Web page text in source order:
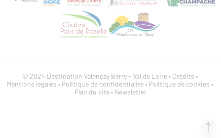
© 2024 Destination Valençay Berry - Val de Loire • Crédits •
Mentions légales • Politique de confidentialité• Politique de cookies •
Plan du site• Newsletter